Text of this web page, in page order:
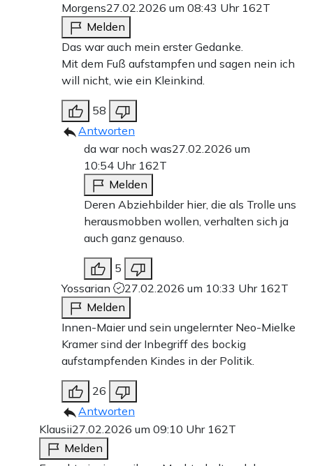
Morgens27.02.2026 um 08:43 Uhr 162T
Melden
Das war auch mein erster Gedanke.
Mit dem Fuß aufstampfen und sagen nein ich
will nicht, wie ein Kleinkind.
58
Antworten
da war noch was27.02.2026 um
10:54 Uhr 162T
Melden
Deren Abziehbilder hier, die als Trolle uns
herausmobben wollen, verhalten sich ja
auch ganz genauso.
5
Yossarian
27.02.2026 um 10:33 Uhr 162T
Melden
Innen-Maier und sein ungelernter Neo-Mielke
Kramer sind der Inbegriff des bockig
aufstampfenden Kindes in der Politik.
26
Antworten
Klausii27.02.2026 um 09:10 Uhr 162T
Melden